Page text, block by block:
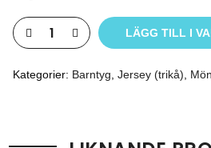
LÄGG TILL I
Kategorier: Barntyg Jersey (trikå)